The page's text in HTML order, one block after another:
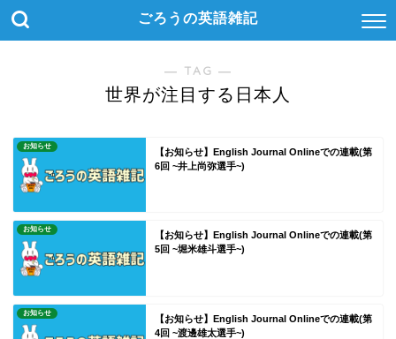
ごろうの英語雑記
― TAG ―
世界が注目する日本人
お知らせ
【お知らせ】English Journal Onlineでの連載(第
6回 ~井上尚弥選手~)
お知らせ
【お知らせ】English Journal Onlineでの連載(第
5回 ~堀米雄斗選手~)
お知らせ
【お知らせ】English Journal Onlineでの連載(第
4回 ~渡邊雄太選手~)